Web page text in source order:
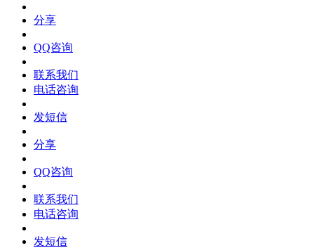
分享
QQ咨询
联系我们
电话咨询
发短信
分享
QQ咨询
联系我们
电话咨询
发短信